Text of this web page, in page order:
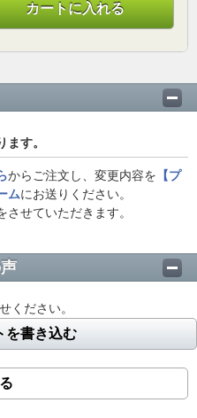
カートに入れる
す。
からご注文し、変更内容を 【プ
ムにお送りください。
せていただきます。
ください。
を書き込む